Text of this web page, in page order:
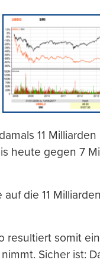
11
heute gegen 7
die 11
resultiert somit
Sicher ist: